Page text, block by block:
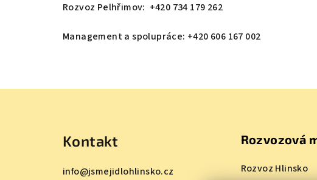
Rozvoz Pelhřimov: +420 734 179 262
Management a spolupráce: +420 606 167 002
Kontakt
info@jsmejidlohlinsko.cz
Rozvozová
Rozvoz Hlinsko